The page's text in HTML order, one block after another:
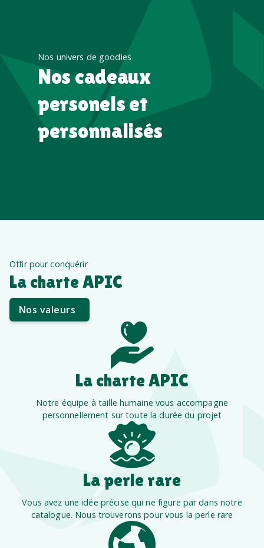
Nos univers de goodies
Nos cadeaux
personels et
personnalisés
Offir pour conquérir
La charte APIC
Nos valeurs
La charte APIC
Notre équipe à taille humaine vous accompagne
personnellement sur toute la durée du projet
La perle rare
Vous avez une idée précise qui ne figure par dans notre
catalogue. Nous trouverons pour vous la perle rare